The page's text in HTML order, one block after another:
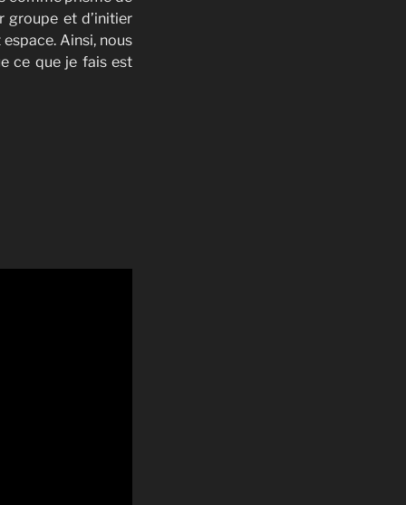
groupe et d’initier
Ainsi, nous
ce que je fais est